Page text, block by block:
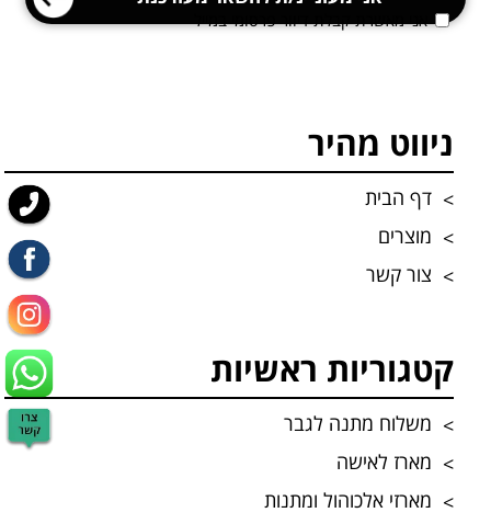
אני מאשרת קבלת דיוור פרסומי במייל
ניווט מהיר
דף הבית
מוצרים
צור קשר
קטגוריות ראשיות
משלוח מתנה לגבר
מארז לאישה
מארזי אלכוהול ומתנות